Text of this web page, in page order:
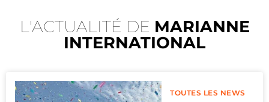
L'ACTUALITÉ DE MARIANNE
INTERNATIONAL
TOUTES LES NEWS